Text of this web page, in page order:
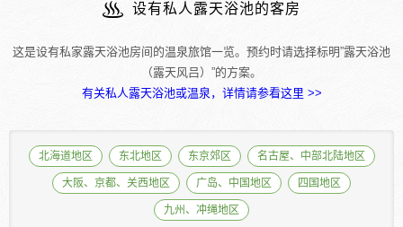
设有私人露天浴池的客房
这是设有私家露天浴池房间的温泉旅馆一览。预约时请选择标明”露天浴池
（露天风吕）”的方案。
有关私人露天浴池或温泉，详情请参看这里 >>
北海道地区 东北地区 东京郊区 名古屋、中部北陆地区
大阪、京都、关西地区 广岛、中国地区 四国地区
九州、冲绳地区